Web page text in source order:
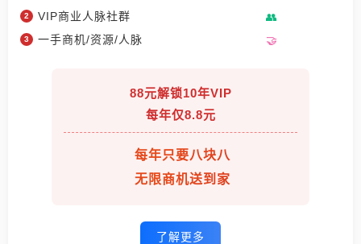
VIP商业人脉社群
一手商机/资源/人脉
88元解锁10年VIP
每年仅8.8元
每年只要八块八
无限商机送到家
了解更多